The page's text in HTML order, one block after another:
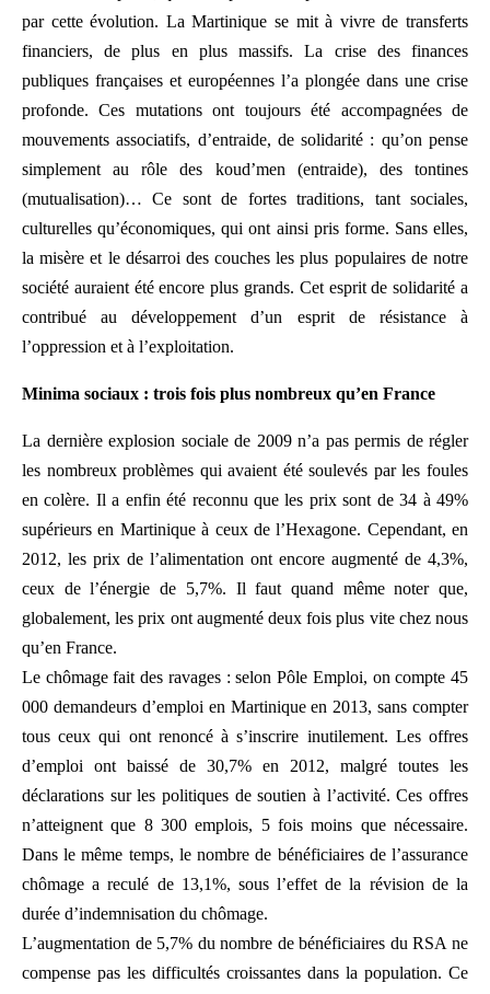
par cette évolution. La Martinique se mit à vivre de transferts
financiers, de plus en plus massifs. La crise des finances
publiques françaises et européennes l’a plongée dans une crise
profonde. Ces mutations ont toujours été accompagnées de
mouvements associatifs, d’entraide, de solidarité : qu’on pense
simplement au rôle des koud’men (entraide), des tontines
(mutualisation)… Ce sont de fortes traditions, tant sociales,
culturelles qu’économiques, qui ont ainsi pris forme. Sans elles,
la misère et le désarroi des couches les plus populaires de notre
société auraient été encore plus grands. Cet esprit de solidarité a
contribué au développement d’un esprit de résistance à
l’oppression et à l’exploitation.
Minima sociaux : trois fois plus nombreux qu’en France
La dernière explosion sociale de 2009 n’a pas permis de régler
les nombreux problèmes qui avaient été soulevés par les foules
en colère. Il a enfin été reconnu que les prix sont de 34 à 49%
supérieurs en Martinique à ceux de l’Hexagone. Cependant, en
2012, les prix de l’alimentation ont encore augmenté de 4,3%,
ceux de l’énergie de 5,7%. Il faut quand même noter que,
globalement, les prix ont augmenté deux fois plus vite chez nous
qu’en France.
Le chômage fait des ravages : selon Pôle Emploi, on compte 45
000 demandeurs d’emploi en Martinique en 2013, sans compter
tous ceux qui ont renoncé à s’inscrire inutilement. Les offres
d’emploi ont baissé de 30,7% en 2012, malgré toutes les
déclarations sur les politiques de soutien à l’activité. Ces offres
n’atteignent que 8 300 emplois, 5 fois moins que nécessaire.
Dans le même temps, le nombre de bénéficiaires de l’assurance
chômage a reculé de 13,1%, sous l’effet de la révision de la
durée d’indemnisation du chômage.
L’augmentation de 5,7% du nombre de bénéficiaires du RSA ne
compense pas les difficultés croissantes dans la population. Ce